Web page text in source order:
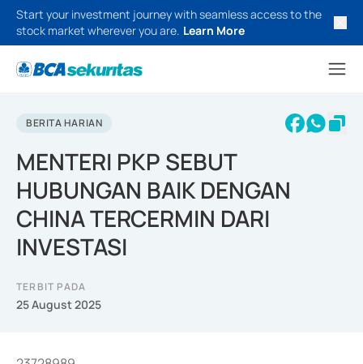
Start your investment journey with seamless access to the
stock market wherever you are. Learn More
BERITA HARIAN
MENTERI PKP SEBUT
HUBUNGAN BAIK DENGAN
CHINA TERCERMIN DARI
INVESTASI
TERBIT PADA
25 August 2025